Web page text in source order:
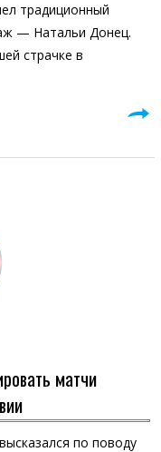
традиционный
— Натальи Донец.
страчке в
матчи
по поводу